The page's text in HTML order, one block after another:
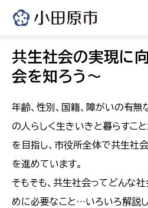
共生社会の実現に
会を知ろう～
年齢、性別、国籍、障がいの有
の人らしく生きいきと暮らすこ
を目指し、市役所全体で共生社
を進めています。
そもそも、共生社会ってどんな
めに必要なこと…いろいろ解説し